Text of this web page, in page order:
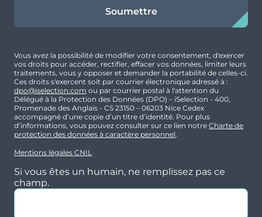
face au Parc du Carré Vert.
Une résidence à l’architecture élégante
proposant des T2 et des T3tous dotés d’un
balcon etdeparkings sous-sol.
Mobilité douce encouragée :nombreux locaux
vélos en RDC et sous-sol.
Le + du programme
Soumettre
Vous avez la possibilité de modifier votre consentement, d'exercer
vos droits pour accéder, rectifier, effacer vos données, limiter leurs
traitements, vous y opposer et demander la portabilité de celles-ci.
Ces droits s'exercent soit par courrier électronique adressé à :
dpo@iselection.com ou par courrier postal à l'attention du
Délégué à la Protection des Données (DPO) – iSelection - 400,
Promenade des Anglais - CS 23150 – 06203 Nice Cedex
accompagné d’une copie d’un titre d’identité. Pour plus
d’informations, vous pouvez consulter sur ce lien notre Charte de
protection des données à caractère personnel
Mentions légales CNIL
Si vous êtes un humain, ne remplissez pas ce
champ.